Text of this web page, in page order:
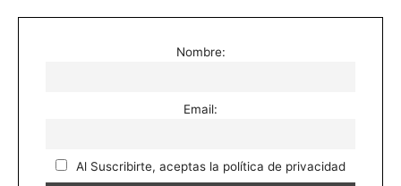
Nombre:
Email:
Al Suscribirte, aceptas la política de privacidad